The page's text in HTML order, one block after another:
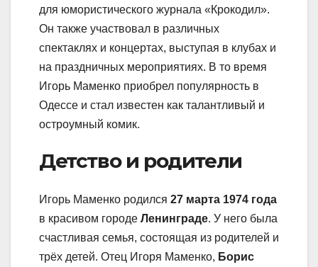
для юмористического журнала «Крокодил».
Он также участвовал в различных
спектаклях и концертах, выступая в клубах и
на праздничных мероприятиях. В то время
Игорь Маменко приобрел популярность в
Одессе и стал известен как талантливый и
остроумный комик.
Детство и родители
Игорь Маменко родился 27 марта 1974 года
в красивом городе Ленинграде. У него была
счастливая семья, состоящая из родителей и
трёх детей. Отец Игоря Маменко, Борис